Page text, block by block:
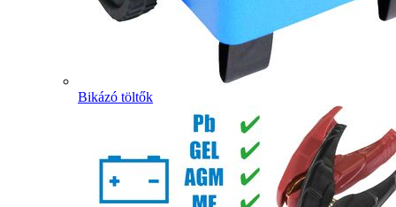
Bikázó töltők